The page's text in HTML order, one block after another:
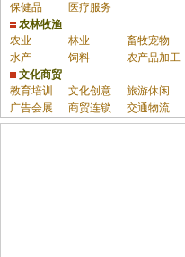
保健品
医疗服务
农林牧渔
农业
林业
畜牧宠物
水产
饲料
农产品加工
文化商贸
教育培训
文化创意
旅游休闲
广告会展
商贸连锁 交通物流